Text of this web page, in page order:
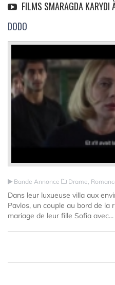
FILMS SMARAGDA KARYDI
DODO
Bande Annonce Drame,
Dans leur luxueuse villa aux
Pavlos, un couple au bord de la
mariage de leur fille Sofia avec...